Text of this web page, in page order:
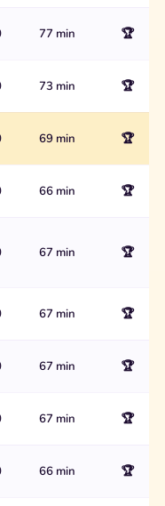
77 min 🏆
73 min 🏆
69 min 🏆
66 min 🏆
67 min 🏆
67 min 🏆
67 min 🏆
67 min 🏆
66 min 🏆